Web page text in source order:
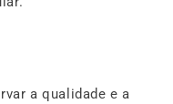
a qualidade e a